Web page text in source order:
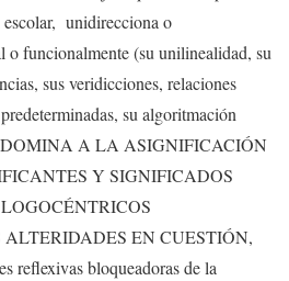
unidirecciona o
o funcionalmente (su unilinealidad, su
sus veridicciones, relaciones
su algoritmación
DOMINA A LA ASIGNIFICACIÓN
Y SIGNIFICADOS
EN CUESTIÓN,
reflexivas bloqueadoras de la